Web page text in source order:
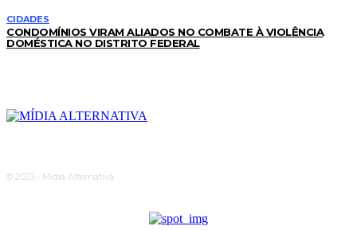
CIDADES
CONDOMÍNIOS VIRAM ALIADOS NO COMBATE À VIOLÊNCIA
DOMÉSTICA NO DISTRITO FEDERAL
© 2023 - Midia Alternativa.